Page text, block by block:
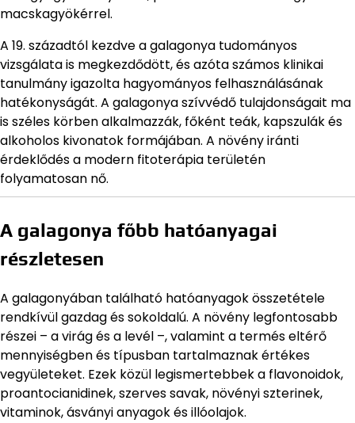
macskagyökérrel.
A 19. századtól kezdve a galagonya tudományos
vizsgálata is megkezdődött, és azóta számos klinikai
tanulmány igazolta hagyományos felhasználásának
hatékonyságát. A galagonya szívvédő tulajdonságait ma
is széles körben alkalmazzák, főként teák, kapszulák és
alkoholos kivonatok formájában. A növény iránti
érdeklődés a modern fitoterápia területén
folyamatosan nő.
A galagonya főbb hatóanyagai
részletesen
A galagonyában található hatóanyagok összetétele
rendkívül gazdag és sokoldalú. A növény legfontosabb
részei – a virág és a levél –, valamint a termés eltérő
mennyiségben és típusban tartalmaznak értékes
vegyületeket. Ezek közül legismertebbek a flavonoidok,
proantocianidinek, szerves savak, növényi szterinek,
vitaminok, ásványi anyagok és illóolajok.